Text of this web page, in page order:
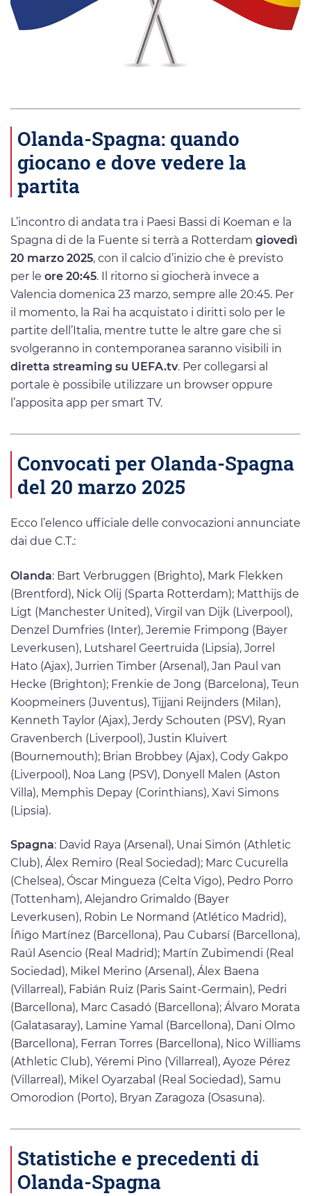
Olanda-Spagna: quando
giocano e dove vedere la
partita
L’incontro di andata tra i Paesi Bassi di Koeman e la
Spagna di de la Fuente si terrà a Rotterdam giovedì
20 marzo 2025, con il calcio d’inizio che è previsto
per le ore 20:45. Il ritorno si giocherà invece a
Valencia domenica 23 marzo, sempre alle 20:45. Per
il momento, la Rai ha acquistato i diritti solo per le
partite dell’Italia, mentre tutte le altre gare che si
svolgeranno in contemporanea saranno visibili in
diretta streaming su UEFA.tv. Per collegarsi al
portale è possibile utilizzare un browser oppure
l’apposita app per smart TV.
Convocati per Olanda-Spagna
del 20 marzo 2025
Ecco l’elenco ufficiale delle convocazioni annunciate
dai due C.T.:
Olanda: Bart Verbruggen (Brighto), Mark Flekken
(Brentford), Nick Olij (Sparta Rotterdam); Matthijs de
Ligt (Manchester United), Virgil van Dijk (Liverpool),
Denzel Dumfries (Inter), Jeremie Frimpong (Bayer
Leverkusen), Lutsharel Geertruida (Lipsia), Jorrel
Hato (Ajax), Jurrien Timber (Arsenal), Jan Paul van
Hecke (Brighton); Frenkie de Jong (Barcelona), Teun
Koopmeiners (Juventus), Tijjani Reijnders (Milan),
Kenneth Taylor (Ajax), Jerdy Schouten (PSV), Ryan
Gravenberch (Liverpool), Justin Kluivert
(Bournemouth); Brian Brobbey (Ajax), Cody Gakpo
(Liverpool), Noa Lang (PSV), Donyell Malen (Aston
Villa), Memphis Depay (Corinthians), Xavi Simons
(Lipsia).
Spagna: David Raya (Arsenal), Unai Simón (Athletic
Club), Álex Remiro (Real Sociedad); Marc Cucurella
(Chelsea), Óscar Mingueza (Celta Vigo), Pedro Porro
(Tottenham), Alejandro Grimaldo (Bayer
Leverkusen), Robin Le Normand (Atlético Madrid),
Íñigo Martínez (Barcellona), Pau Cubarsí (Barcellona),
Raúl Asencio (Real Madrid); Martín Zubimendi (Real
Sociedad), Mikel Merino (Arsenal), Álex Baena
(Villarreal), Fabián Ruiz (Paris Saint-Germain), Pedri
(Barcellona), Marc Casadó (Barcellona); Álvaro Morata
(Galatasaray), Lamine Yamal (Barcellona), Dani Olmo
(Barcellona), Ferran Torres (Barcellona), Nico Williams
(Athletic Club), Yéremi Pino (Villarreal), Ayoze Pérez
(Villarreal), Mikel Oyarzabal (Real Sociedad), Samu
Omorodion (Porto), Bryan Zaragoza (Osasuna).
Statistiche e precedenti di
Olanda-Spagna